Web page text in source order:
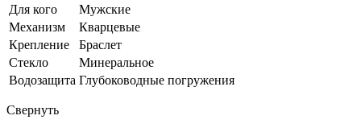
Для кого
Мужские
Механизм
Кварцевые
Крепление
Браслет
Стекло
Минеральное
Водозащита Глубоководные погружения
Свернуть